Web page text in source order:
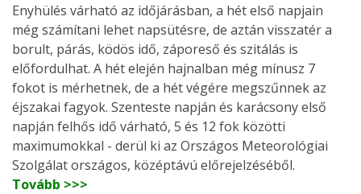
Enyhülés várható az időjárásban, a hét első napjain
még számítani lehet napsütésre, de aztán visszatér a
borult, párás, ködös idő, záporeső és szitálás is
előfordulhat. A hét elején hajnalban még mínusz 7
fokot is mérhetnek, de a hét végére megszűnnek az
éjszakai fagyok. Szenteste napján és karácsony első
napján felhős idő várható, 5 és 12 fok közötti
maximumokkal - derül ki az Országos Meteorológiai
Szolgálat országos, középtávú előrejelzéséből.
Tovább >>>